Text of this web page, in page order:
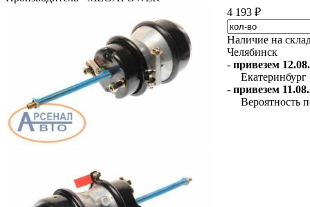
4 193 ₽
Наличие на
Челябинск
- привезем
Екатеринбург
- привезем
Вероятность